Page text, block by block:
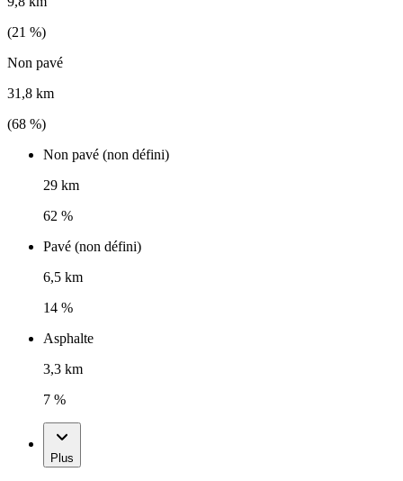
(21 %)
Non pavé
31,8 km
(68 %)
Non pavé (non défini)
29 km
62 %
Pavé (non défini)
6,5 km
14 %
Asphalte
3,3 km
7 %
Plus